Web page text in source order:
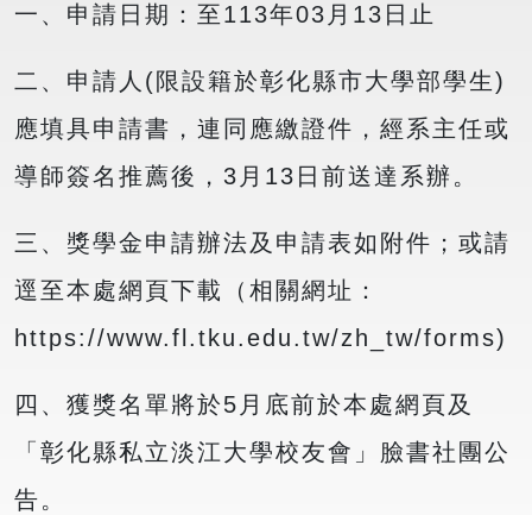
一、申請日期：至113年03月13日止
二、申請人(限設籍於彰化縣市大學部學生)
應填具申請書，連同應繳證件，經系主任或
導師簽名推薦後，3月13日前送達系辦。
三、獎學金申請辦法及申請表如附件；或請
逕至本處網頁下載（相關網址：
https://www.fl.tku.edu.tw/zh_tw/forms)
四、獲獎名單將於5月底前於本處網頁及
「彰化縣私立淡江大學校友會」臉書社團公
告。